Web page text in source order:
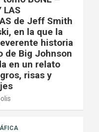
LAS
de Jeff Smith
en la que la
historia
de Big Johnson
en un relato
risas y